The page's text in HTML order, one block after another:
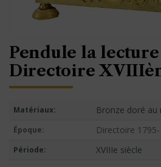
Pendule la lecture
Directoire
Matériaux: Bronze doré au
Époque: Directoire
Période: XVIIIe siècle